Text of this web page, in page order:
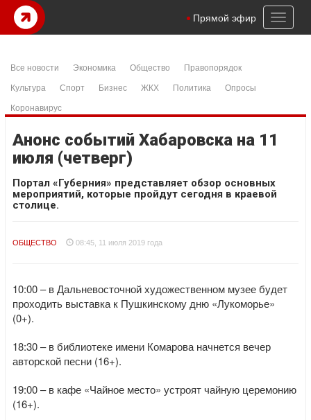
Toggle
Прямой эфир
Все новости Экономика Общество
Правопорядок
Культура
Спорт Бизнес ЖКХ Политика
Опросы
Коронавирус
Анонс событий Хабаровска на 11
июля (четверг)
Портал «Губерния» представляет обзор основных
мероприятий, которые пройдут сегодня в краевой
столице.
ОБЩЕСТВО 08:45, 11 июля 2019 года
10:00 – в Дальневосточной художественном музее будет
проходить выставка к Пушкинскому дню «Лукоморье»
(0+).
18:30 – в библиотеке имени Комарова начнется вечер
авторской песни (16+).
19:00 – в кафе «Чайное место» устроят чайную церемонию
(16+).